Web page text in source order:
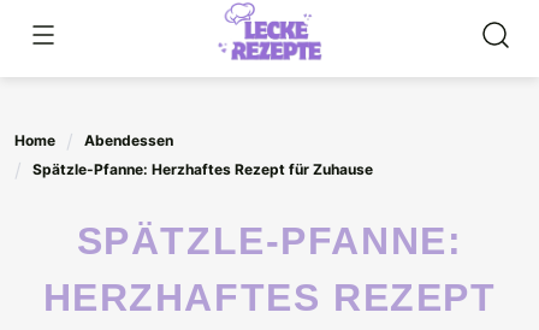
content
Home
Abendessen
Spätzle-Pfanne: Herzhaftes Rezept für Zuhause
SPÄTZLE-PFANNE:
HERZHAFTES REZEPT